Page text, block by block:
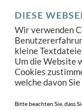
Datenschutz
Impressum
AGB
Mediadaten
DIESE
Wir verwenden
kleine
Um die Website
Cookies
welche davon
Bitte beachten Sie, dass